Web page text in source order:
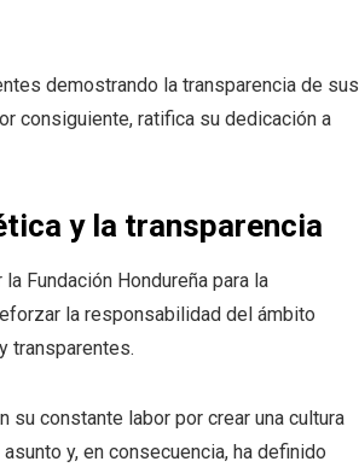
demostrando la transparencia de sus
consiguiente, ratifica su dedicación a
y la transparencia
Fundación Hondureña para la
la responsabilidad del ámbito
transparentes.
su constante labor por crear una cultura
y, en consecuencia, ha definido